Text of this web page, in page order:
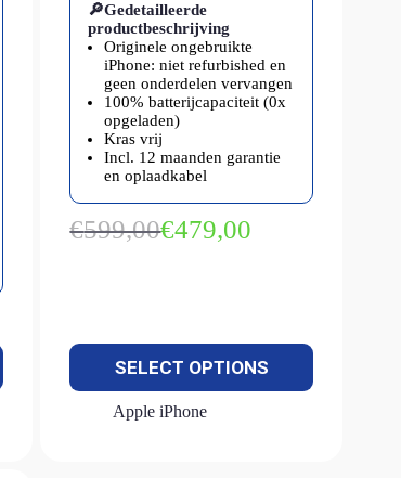
🔎Gedetailleerde
productbeschrijving
Originele ongebruikte
iPhone: niet refurbished en
geen onderdelen vervangen
100% batterijcapaciteit (0x
opgeladen)
Kras vrij
Incl. 12 maanden garantie
en oplaadkabel
€599,00Oorspronkelijke
€479,00
Huidige
SELECT OPTIONS
Apple iPhone